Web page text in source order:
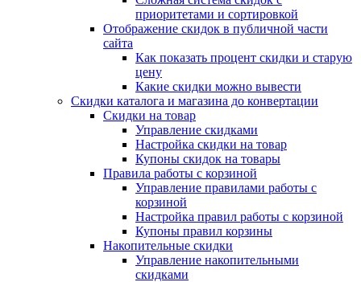
приоритетами и сортировкой
Отображение скидок в публичной части
сайта
Как показать процент скидки и старую
цену
Какие скидки можно вывести
Скидки каталога и магазина до конвертации
Скидки на товар
Управление скидками
Настройка скидки на товар
Купоны скидок на товары
Правила работы с корзиной
Управление правилами работы с
корзиной
Настройка правил работы с корзиной
Купоны правил корзины
Накопительные скидки
Управление накопительными
скидками